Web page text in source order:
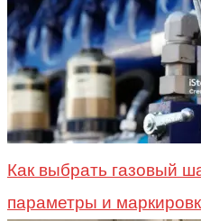
Как выбрать газовый
параметры и